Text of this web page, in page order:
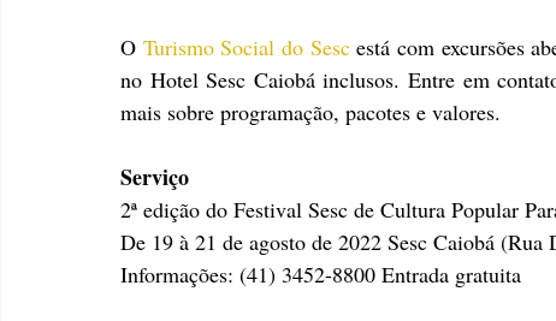
O Turismo Social do Sesc está com excursões
no Hotel Sesc Caiobá inclusos. Entre em
mais sobre programação, pacotes e valores.
Serviço
2ª edição do Festival Sesc de Cultura Popular
De 19 à 21 de agosto de 2022 Sesc Caiobá
Informações: (41) 3452-8800 Entrada gratuita